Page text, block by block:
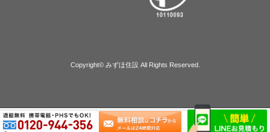
Copyright© みずほ住設 All Rights Reserved.